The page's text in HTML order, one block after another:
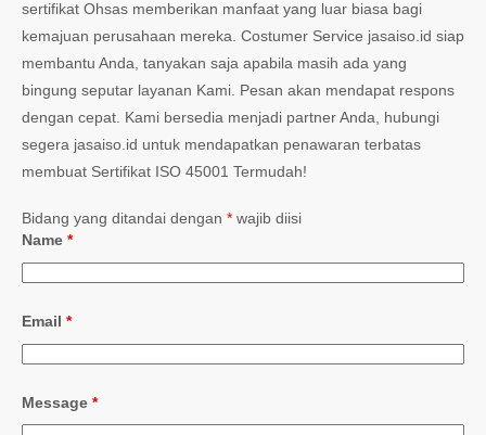
sertifikat Ohsas memberikan manfaat yang luar biasa bagi
kemajuan perusahaan mereka. Costumer Service jasaiso.id siap
membantu Anda, tanyakan saja apabila masih ada yang
bingung seputar layanan Kami. Pesan akan mendapat respons
dengan cepat. Kami bersedia menjadi partner Anda, hubungi
segera jasaiso.id untuk mendapatkan penawaran terbatas
membuat Sertifikat ISO 45001 Termudah!
Bidang yang ditandai dengan * wajib diisi
Name *
Email *
Message *